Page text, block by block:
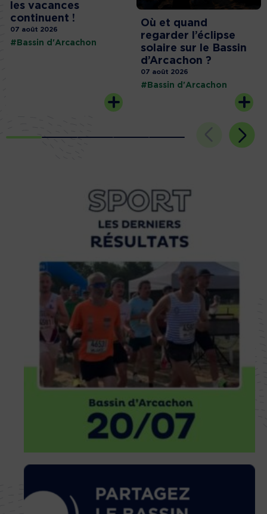
les vacances
continuent !
07 août 2026
#Bassin d'Arcachon
Où et quand
regarder l’éclipse
solaire sur le Bassin
d’Arcachon ?
07 août 2026
#Bassin d'Arcachon